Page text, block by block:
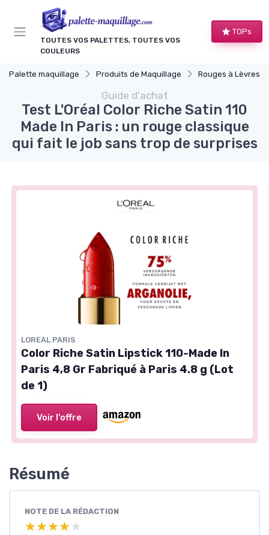
TOUTES VOS PALETTES, TOUTES VOS
COULEURS
TOPs
Palette maquillage Produits de Maquillage Rouges à Lèvres
Guide d'achat
Test L'Oréal Color Riche Satin 110
Made In Paris : un rouge classique
qui fait le job sans trop de surprises
LOREAL PARIS
Color Riche Satin Lipstick 110-Made In
Paris 4,8 Gr Fabriqué à Paris 4.8 g (Lot
de 1)
Voir l'offre
Résumé
NOTE DE LA RÉDACTION
★★★★★
★★★★★
Panneau de gestion des cookies